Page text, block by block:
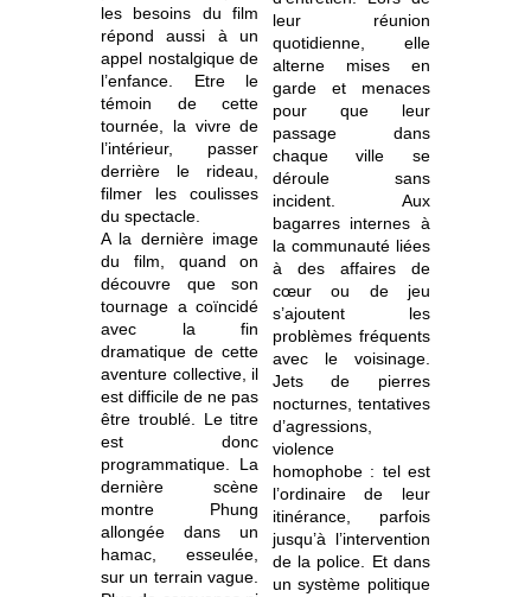
les besoins du film
répond aussi à un
appel nostalgique de
l’enfance. Etre le
témoin de cette
tournée, la vivre de
l’intérieur, passer
derrière le rideau,
filmer les coulisses
du spectacle.
A la dernière image
du film, quand on
découvre que son
tournage a coïncidé
avec la fin
dramatique de cette
aventure collective, il
est difficile de ne pas
être troublé. Le titre
est donc
programmatique. La
dernière scène
montre Phung
allongée dans un
hamac, esseulée,
sur un terrain vague.
leur réunion
quotidienne, elle
alterne mises en
garde et menaces
pour que leur
passage dans
chaque ville se
déroule sans
incident. Aux
bagarres internes à
la communauté liées
à des affaires de
cœur ou de jeu
s’ajoutent les
problèmes fréquents
avec le voisinage.
Jets de pierres
nocturnes, tentatives
d’agressions,
violence
homophobe : tel est
l’ordinaire de leur
itinérance, parfois
jusqu’à l’intervention
de la police. Et dans
un système politique